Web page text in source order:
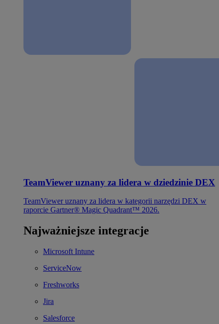
TeamViewer uznany za lidera w dziedzinie DEX
TeamViewer uznany za lidera w kategorii narzędzi DEX w
raporcie Gartner® Magic Quadrant™ 2026.
Najważniejsze integracje
Microsoft Intune
ServiceNow
Freshworks
Jira
Salesforce